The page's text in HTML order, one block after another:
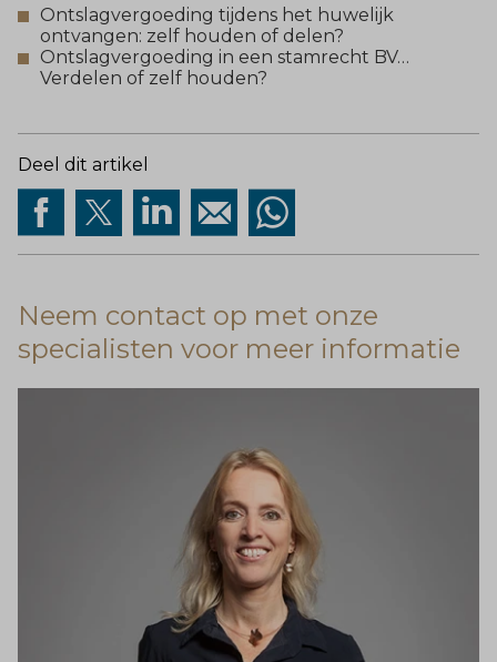
Ontslagvergoeding tijdens het huwelijk
ontvangen: zelf houden of delen?
Ontslagvergoeding in een stamrecht BV…
Verdelen of zelf houden?
Deel dit artikel
Neem contact op met onze
specialisten voor meer informatie